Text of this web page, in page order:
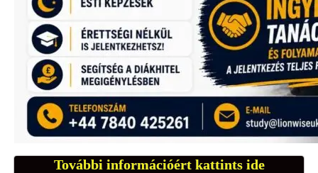
További információért kattints ide